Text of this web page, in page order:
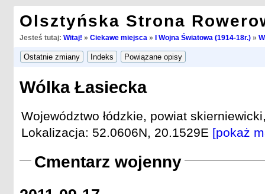
Olsztyńska Strona
Jesteś tutaj: Witaj! » Ciekawe miejsca » I Wojna Światowa (1914-18r.)»
Wólka Łasiecka
Województwo łódzkie, powiat
Lokalizacja: 52.0606N, 20.1529E [pokaż
Cmentarz wojenny